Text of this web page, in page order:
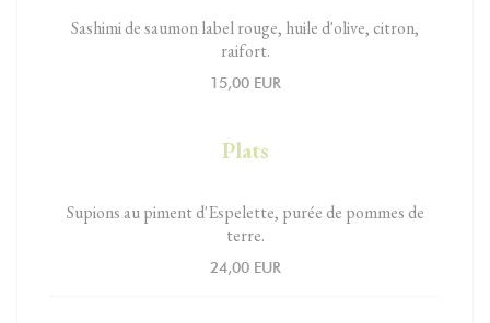
Sashimi de saumon label rouge, huile d'olive, citron,
raifort.
15,00 EUR
Plats
Supions au piment d'Espelette, purée de pommes de
terre.
24,00 EUR